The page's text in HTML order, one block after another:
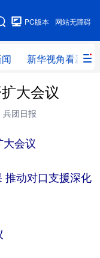
网站无障碍
PC版本
新华视角看新疆
闻 新华视角看新疆
大会议
兵团日报
会议
推动对口支援深化